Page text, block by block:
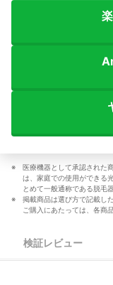
医療機器として承認された
は、家庭での使用ができる
とめて一般通称である脱毛
掲載商品は選び方で記載し
ご購入にあたっては、各商
検証レビュー